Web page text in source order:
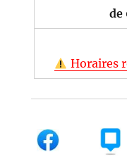
de
Horaires